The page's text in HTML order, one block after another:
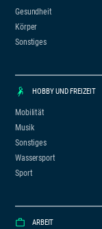
Gesundheit
Körper
Sonstiges
HOBBY UND FREIZEIT
Mobilität
Musik
Sonstiges
Wassersport
Sport
ARBEIT